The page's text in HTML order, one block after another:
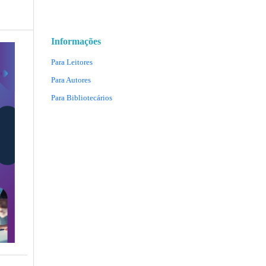
Informações
Para Leitores
Para Autores
Para Bibliotecários